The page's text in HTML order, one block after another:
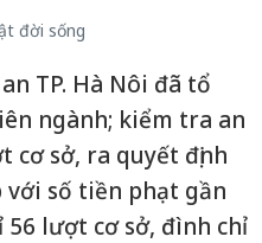
đời sống
TP. Hà Nôi đã tổ
ngành; kiểm tra an
cơ sở, ra quyết định
số tiền phạt gần
lượt cơ sở, đình chỉ